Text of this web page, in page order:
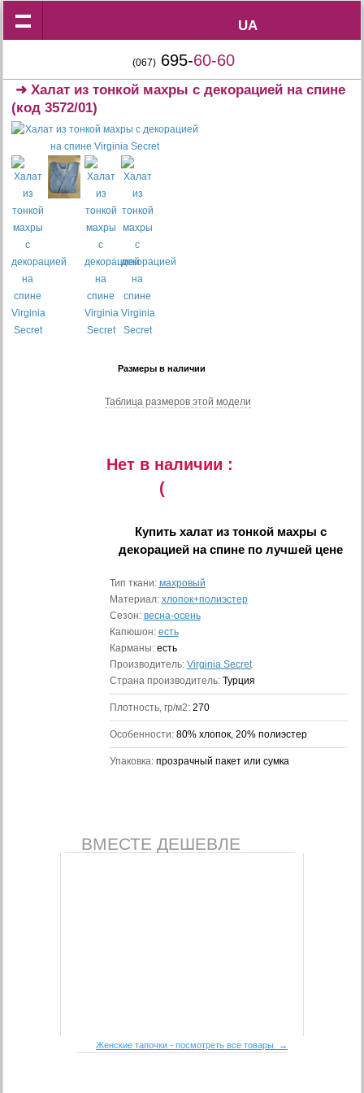
UA
UA
(067) 695-60-60
➜Халат из тонкой махры с декорацией на спине
(код 3572/01)
Размеры в наличии
Таблица размеров этой модели
Нет в наличии :
(
Купить халат из тонкой махры с
декорацией на спинепо лучшей цене
Тип ткани: махровый
Материал: хлопок+полиэстер
Сезон: весна-осень
Капюшон: есть
Карманы: есть
Производитель: Virginia Secret
Страна производитель: Турция
Плотность, гр/м2: 270
Особенности: 80% хлопок, 20% полиэстер
Упаковка: прозрачный пакет или сумка
ВМЕСТЕ ДЕШЕВЛЕ
Женские тапочки - посмотреть все товары →